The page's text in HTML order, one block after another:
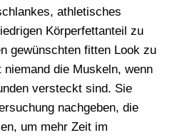
athletisches
Körperfettanteil zu
gewünschten fitten Look zu
die Muskeln, wenn
versteckt sind. Sie
nachgeben, die
um mehr Zeit im